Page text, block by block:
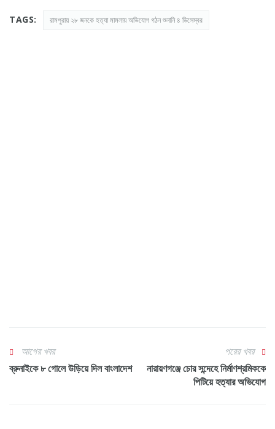
TAGS: রামপুরায় ২৮ জনকে হত্যা মামলায় অভিযোগ গঠন শুনানি ৪ ডিসেম্বর
আগের খবর
ব্রুনাইকে ৮ গোলে উড়িয়ে দিল বাংলাদেশ
পরের খবর
নারায়ণগঞ্জে চোর সন্দেহে নির্মাণশ্রমিককে
পিটিয়ে হত্যার অভিযোগ